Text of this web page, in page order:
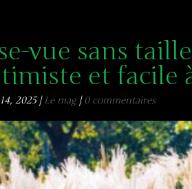
vue sans
et facile
2025| Le mag|0 commentaires